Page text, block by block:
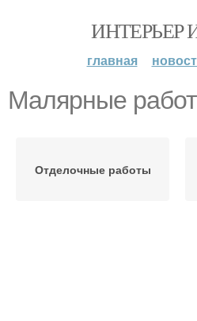
ИНТЕРЬЕР
главная
Малярные
Отделочные работы